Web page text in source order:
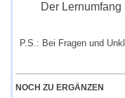
Der
P.S.: Bei Fragen und
NOCH ZU ERGÄNZEN